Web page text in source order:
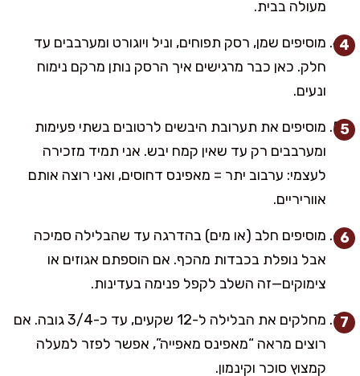
מעולה בבית.
מוסיפים שמן, רסק תפוחים, וניל ויוגורט ומערבבים עד
חלק. כאן כבר מרגישים איך הרסק נותן מרקם נימוח
ונעים.
מוסיפים את תערובת היבשים לרטובים בשתי פעימות
ומערבבים רק עד שאין קמח יבש. אני תמיד מזכירה
לעצמי: ערבוב יתר = מאפינס דחוסים, ואני רוצה אותם
אווריריים.
מוסיפים חלב (או מים) בהדרגה עד שהבלילה סמיכה
אבל נופלת בכבדות מהכף. אם הוספתם אגוזים או
צימוקים—זה השלב לקפל פנימה בעדינות.
מחלקים את הבלילה ל-12 שקעים, עד כ-3/4 גובה. אם
רוצים מראה “מאפינס מאפייה”, אפשר לפזר למעלה
קמצוץ סוכר וקינמון.